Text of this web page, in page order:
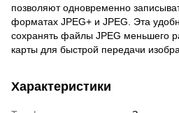
позволяют одновременно
форматах JPEG+ и JPEG. Эта
сохранять файлы JPEG меньшего
карты для быстрой передачи
Характеристики